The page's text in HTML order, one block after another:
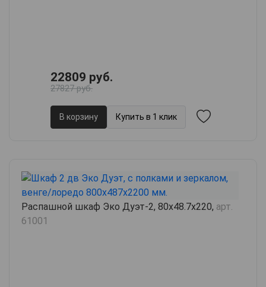
22809 руб.
27827 руб.
В корзину Купить в 1 клик
Распашной шкаф Эко Дуэт-2, 80х48.7х220, арт.
61001